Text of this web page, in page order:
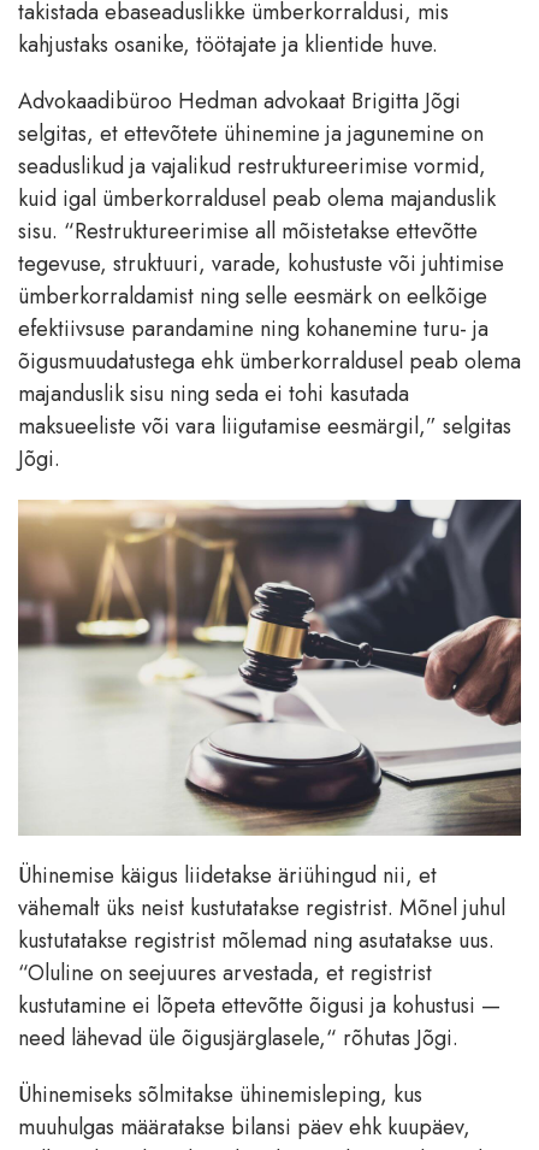
takistada ebaseaduslikke ümberkorraldusi, mis
kahjustaks osanike, töötajate ja klientide huve.
Advokaadibüroo Hedman advokaat Brigitta Jõgi
selgitas, et ettevõtete ühinemine ja jagunemine on
seaduslikud ja vajalikud restruktureerimise vormid,
kuid igal ümberkorraldusel peab olema majanduslik
sisu. “Restruktureerimise all mõistetakse ettevõtte
tegevuse, struktuuri, varade, kohustuste või juhtimise
ümberkorraldamist ning selle eesmärk on eelkõige
efektiivsuse parandamine ning kohanemine turu- ja
õigusmuudatustega ehk ümberkorraldusel peab olema
majanduslik sisu ning seda ei tohi kasutada
maksueeliste või vara liigutamise eesmärgil,” selgitas
Jõgi.
Ühinemise käigus liidetakse äriühingud nii, et
vähemalt üks neist kustutatakse registrist. Mõnel juhul
kustutatakse registrist mõlemad ning asutatakse uus.
“Oluline on seejuures arvestada, et registrist
kustutamine ei lõpeta ettevõtte õigusi ja kohustusi —
need lähevad üle õigusjärglasele,“ rõhutas Jõgi.
Ühinemiseks sõlmitakse ühinemisleping, kus
muuhulgas määratakse bilansi päev ehk kuupäev,